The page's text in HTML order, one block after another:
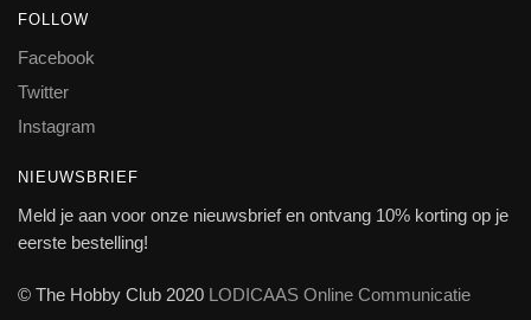
FOLLOW
Facebook
Twitter
Instagram
NIEUWSBRIEF
Meld je aan voor onze nieuwsbrief en ontvang 10% korting op je
eerste bestelling!
© The Hobby Club 2020 LODICAAS Online Communicatie